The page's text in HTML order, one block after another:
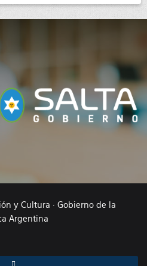
y Cultura · Gobierno de la
Argentina